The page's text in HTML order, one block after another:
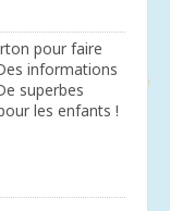
pour faire
informations
superbes
les enfants !